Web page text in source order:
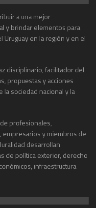
a una mejor
y brindar elementos para
Uruguay en la región y en el
disciplinario, facilitador del
propuestas y acciones
sociedad nacional y la
profesionales,
empresarios y miembros de
desarrollan
de política exterior, derecho
infraestructura